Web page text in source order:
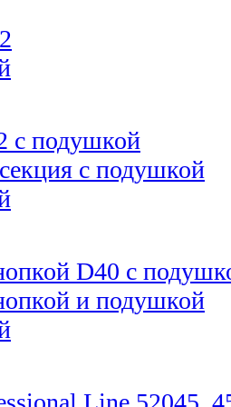
с подушкой
с подушкой
D40 с
и подушкой